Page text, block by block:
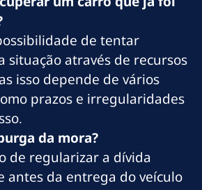
de tentar
situação através de recursos
isso depende de vários
prazos e irregularidades
da mora?
de regularizar a dívida
antes da entrega do veículo